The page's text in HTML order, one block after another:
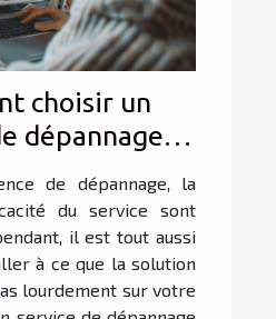
choisir un
dépannage
?
de dépannage, la
du service sont
il est tout aussi
à ce que la solution
lourdement sur votre